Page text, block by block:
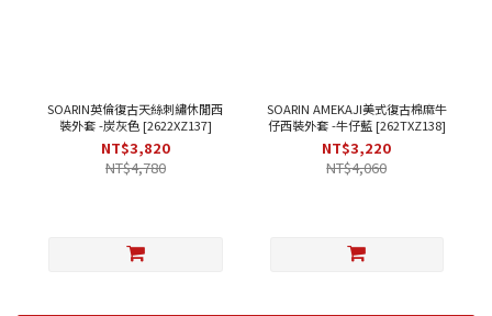
SOARIN英倫復古天絲刺繡休閒西
裝外套 -炭灰色 [2622XZ137]
NT$3,820
NT$4,780
SOARIN AMEKAJI美式復古棉麻牛
仔西裝外套 -牛仔藍 [262TXZ138]
NT$3,220
NT$4,060